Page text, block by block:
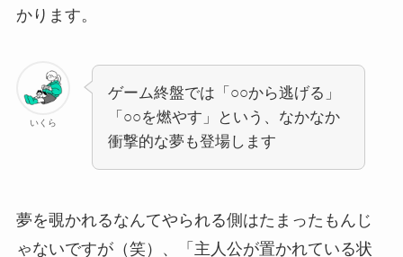
かります。
いくら
ゲーム終盤では「○○から逃げる」
「○○を燃やす」という、なかなか
衝撃的な夢も登場します
夢を覗かれるなんてやられる側はたまったもんじ
ゃないですが（笑）、「主人公が置かれている状